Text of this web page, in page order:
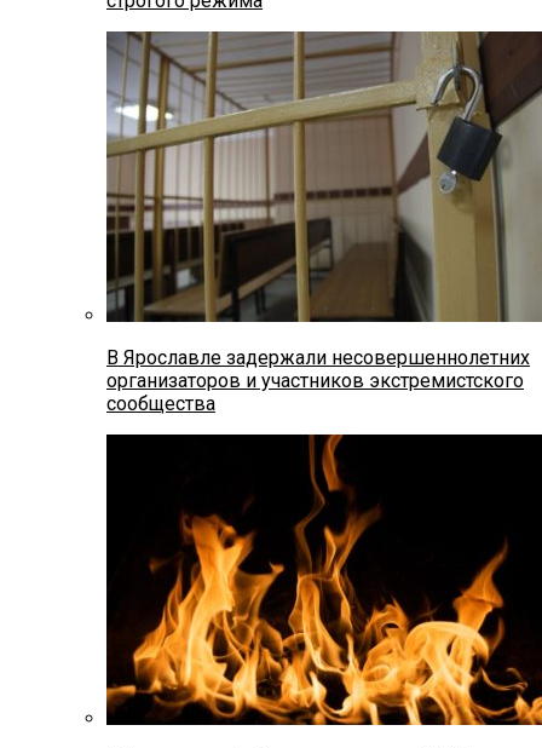
В Ярославле задержали несовершеннолетних
организаторов и участников экстремистского
сообщества